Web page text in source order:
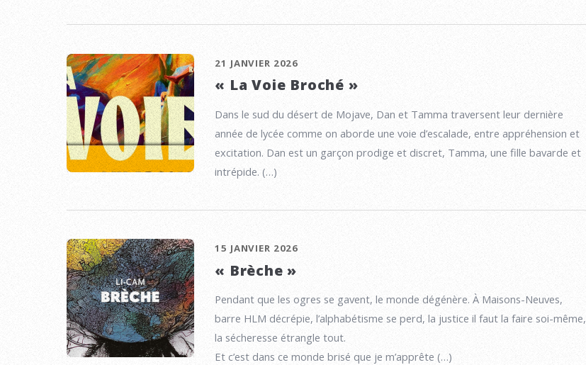
21 JANVIER 2026
« La Voie Broché »
Dans le sud du désert de Mojave, Dan et Tamma traversent leur dernière
année de lycée comme on aborde une voie d’escalade, entre appréhension et
excitation. Dan est un garçon prodige et discret, Tamma, une fille bavarde et
intrépide. (…)
15 JANVIER 2026
« Brèche »
Pendant que les ogres se gavent, le monde dégénère. À Maisons-Neuves,
barre HLM décrépie, l’alphabétisme se perd, la justice il faut la faire soi-même,
la sécheresse étrangle tout.
Et c’est dans ce monde brisé que je m’apprête (…)